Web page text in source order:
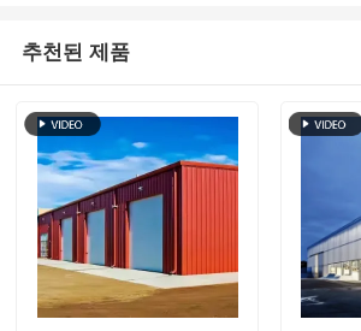
추천된 제품